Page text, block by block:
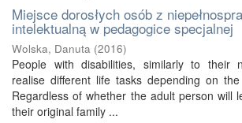
Miejsce dorosłych osób z
intelektualną w pedagogice specjalnej
Wolska, Danuta (2016)
People with disabilities, similarly to their
realise different life tasks depending on
Regardless of whether the adult person will
their original family ...